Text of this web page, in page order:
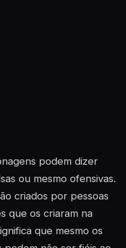
podem dizer
ou mesmo ofensivas.
criados por pessoas
que os criaram na
que mesmo os